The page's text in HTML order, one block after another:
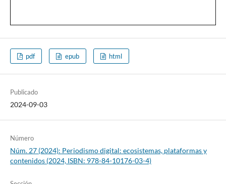
pdf epub html
Publicado
2024-09-03
Número
Núm. 27 (2024): Periodismo digital: ecosistemas, plataformas y
contenidos (2024, ISBN: 978-84-10176-03-4)